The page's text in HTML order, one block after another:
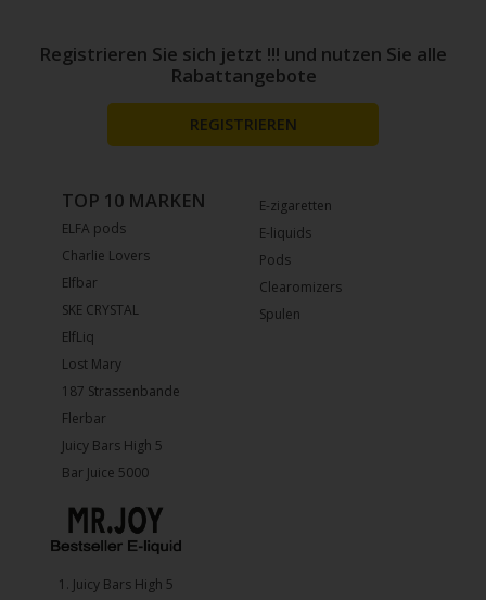
E-zigaretten
E-liquids
Pods
Clearomizers
Spulen
TOP 10 MARKEN
ELFA pods
Charlie Lovers
Elfbar
SKE CRYSTAL
ElfLiq
Lost Mary
187 Strassenbande
Flerbar
Juicy Bars High 5
Bar Juice 5000
1.⁠ ⁠Juicy Bars High 5
Registrieren Sie sich jetzt !!! und nutzen Sie alle
Rabattangebote
REGISTRIEREN